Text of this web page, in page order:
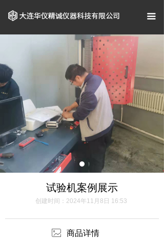
끀
首页
关于我们
产品中心
案例展示
新闻资讯
联系我们
试验机案例展示
创建时间： 2024年11月8日 16:53
商品详情
ꂈ